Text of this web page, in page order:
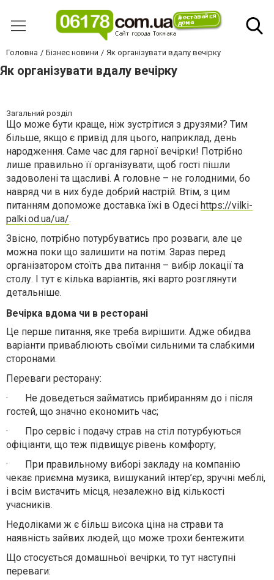
Головна Бізнес новини Як організувати вдалу вечірку
Як організувати вдалу вечірку
Загальний розділ
Що може бути краще, ніж зустрітися з друзями? Тим
більше, якщо є привід для цього, наприклад, день
народження. Саме час для гарної вечірки! Потрібно
лише правильно її організувати, щоб гості пішли
задоволені та щасливі. А головне – не голодними, бо
навряд чи в них буде добрий настрій. Втім, з цим
питанням допоможе доставка їжі в Одесі https://vilki-
palki.od.ua/ua/.
Звісно, потрібно потурбуватись про розваги, але це
можна поки що залишити на потім. Зараз перед
організатором стоїть два питання – вибір локації та
столу. І тут є кілька варіантів, які варто розглянути
детальніше.
Вечірка вдома чи в ресторані
Це перше питання, яке треба вирішити. Адже обидва
варіанти приваблюють своїми сильними та слабкими
сторонами.
Переваги ресторану:
·
Не доведеться займатись прибиранням до і після
гостей, що значно економить час;
·
Про сервіс і подачу страв на стіл потурбуються
офіціанти, що теж підвищує рівень комфорту;
·
При правильному виборі закладу на компанію
чекає приємна музика, вишуканий інтер’єр, зручні меблі,
і всім вистачить місця, незалежно від кількості
учасників.
Недоліками ж є більш висока ціна на страви та
наявність зайвих людей, що може трохи бентежити.
Що стосується домашньої вечірки, то тут наступні
переваги: